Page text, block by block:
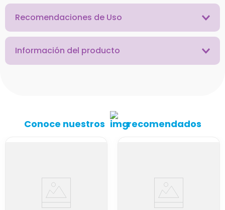
Recomendaciones de Uso
Información del producto
Conoce nuestros recomendados